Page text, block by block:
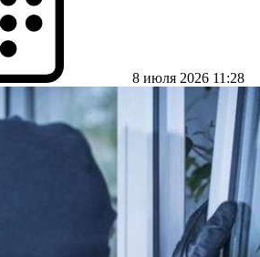
8 июля 2026 11:28